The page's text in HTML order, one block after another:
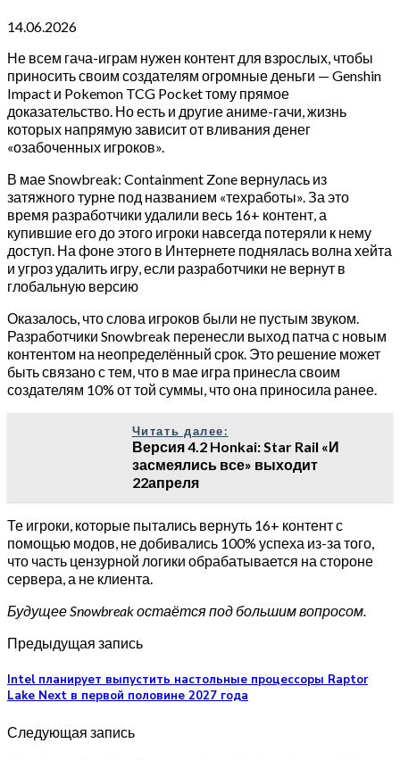
14.06.2026
Не всем гача-играм нужен контент для взрослых, чтобы
приносить своим создателям огромные деньги — Genshin
Impact и Pokemon TCG Pocket тому прямое
доказательство. Но есть и другие аниме-гачи, жизнь
которых напрямую зависит от вливания денег
«озабоченных игроков».
В мае Snowbreak: Containment Zone вернулась из
затяжного турне под названием «техработы». За это
время разработчики удалили весь 16+ контент, а
купившие его до этого игроки навсегда потеряли к нему
доступ. На фоне этого в Интернете поднялась волна хейта
и угроз удалить игру, если разработчики не вернут в
глобальную версию
Оказалось, что слова игроков были не пустым звуком.
Разработчики Snowbreak перенесли выход патча с новым
контентом на неопределённый срок. Это решение может
быть связано с тем, что в мае игра принесла своим
создателям 10% от той суммы, что она приносила ранее.
Читать далее:
Версия 4.2 Honkai: Star Rail «И
засмеялись все» выходит
22апреля
Те игроки, которые пытались вернуть 16+ контент с
помощью модов, не добивались 100% успеха из-за того,
что часть цензурной логики обрабатывается на стороне
сервера, а не клиента.
Будущее Snowbreak остаётся под большим вопросом.
Предыдущая запись
Intel планирует выпустить настольные процессоры Raptor
Lake Next в первой половине 2027 года
Следующая запись